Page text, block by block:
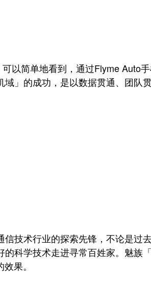
以简单地看到，通过Flyme Auto
」的成功，是以数据贯通、团队
信技术行业的探索先锋，不论是过
的科学技术走进寻常百姓家。魅族
果。